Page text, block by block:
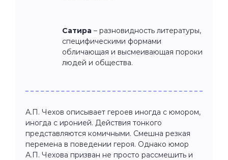
Сатира – разновидность литературы,
специфическими формами
обличающая и высмеивающая пороки
людей и общества.
А.П. Чехов описывает героев иногда с юмором,
иногда с иронией. Действия тонкого
представляются комичными. Смешна резкая
перемена в поведении героя. Однако юмор
А.П. Чехова призван не просто рассмешить и